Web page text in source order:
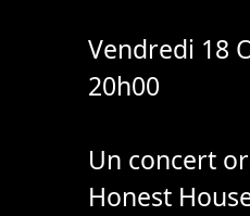
Vendredi 18
20h00
Un concert
Honest